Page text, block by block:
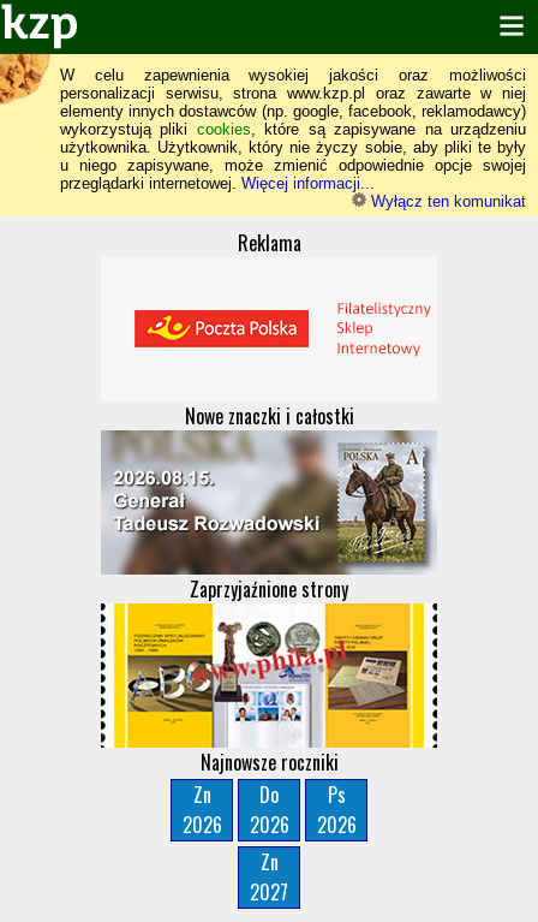
W celu zapewnienia wysokiej jakości oraz możliwości
personalizacji serwisu, strona www.kzp.pl oraz zawarte w niej
elementy innych dostawców (np. google, facebook, reklamodawcy)
wykorzystują pliki cookies, które są zapisywane na urządzeniu
użytkownika. Użytkownik, który nie życzy sobie, aby pliki te były
u niego zapisywane, może zmienić odpowiednie opcje swojej
przeglądarki internetowej. Więcej informacji...
Wyłącz ten komunikat
Reklama
Nowe znaczki i całostki
Zaprzyjaźnione strony
Najnowsze roczniki
Zn
2026
Do
2026
Ps
2026
Zn
2027